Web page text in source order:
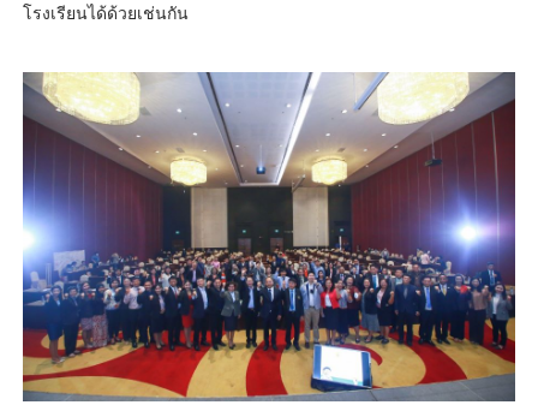
โรงเรียนได้ด้วยเช่นกัน